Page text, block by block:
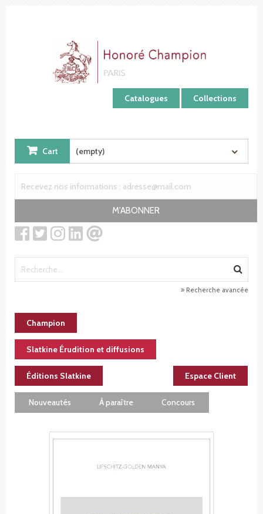
Catalogues Collections
Cart (empty)
M'ABONNER
Recherche avancée
Champion
Slatkine Érudition et diffusions
Éditions Slatkine Espace Client
Nouveautés À paraître Concours